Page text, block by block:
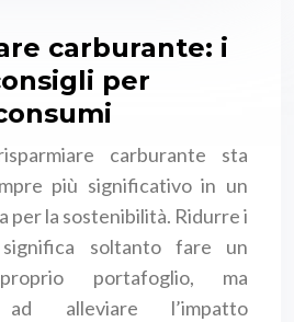
carburante: i
per
carburante sta
più significativo in un
per la sostenibilità. Ridurre i
soltanto fare un
portafoglio, ma
ad alleviare l’impatto